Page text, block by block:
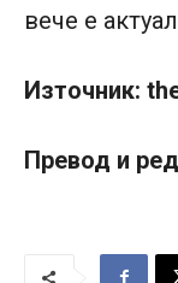
вече е
Източник:
Превод и